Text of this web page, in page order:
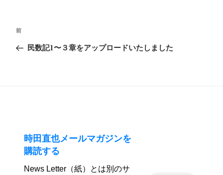
投
ナ
ン
前
の
前
民数記1〜３章をアップロードいたしました
時田直也メールマガジンを
購読する
News Letter（紙）とは別のサ